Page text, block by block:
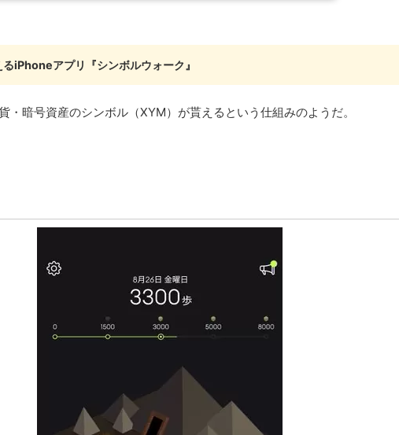
iPhoneアプリ『シンボルウォーク』
・暗号資産のシンボル（XYM）が貰えるという仕組みのようだ。